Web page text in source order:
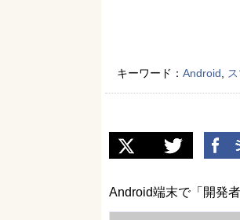
キーワード： Android
Android端末で「開発